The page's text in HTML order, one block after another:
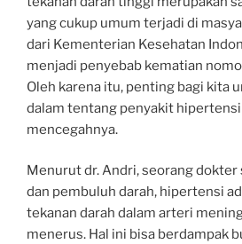
yang cukup umum terjadi di
dari Kementerian Kesehatan
menjadi penyebab kematian
Oleh karena itu, penting bagi kita
dalam tentang penyakit hipertensi
mencegahnya.
Menurut dr. Andri, seorang
dan pembuluh darah, hipertensi
tekanan darah dalam arteri
menerus. Hal ini bisa berdampak